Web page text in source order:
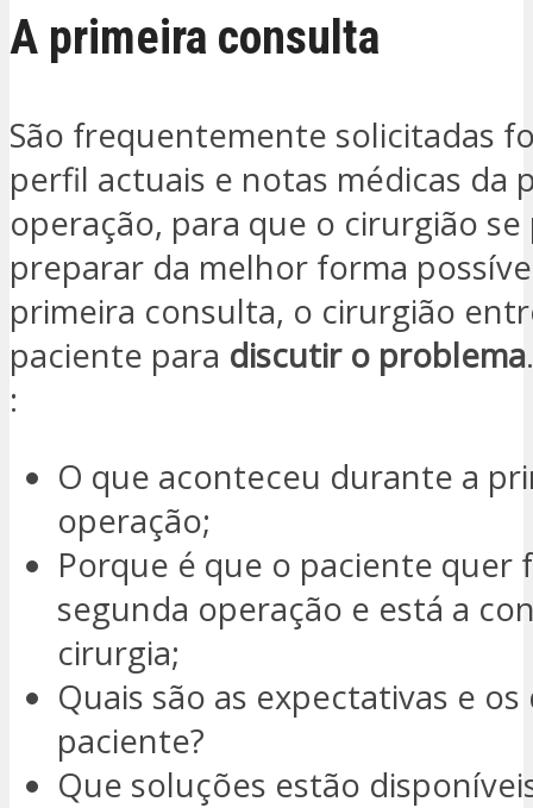
A primeira consulta
São frequentemente solicitadas
perfil actuais e notas médicas da
operação, para que o cirurgião se
preparar da melhor forma
primeira consulta, o cirurgião
paciente para discutir o problema
:
O que aconteceu durante a
operação;
Porque é que o paciente quer
segunda operação e está a
cirurgia;
Quais são as expectativas e
paciente?
Que soluções estão